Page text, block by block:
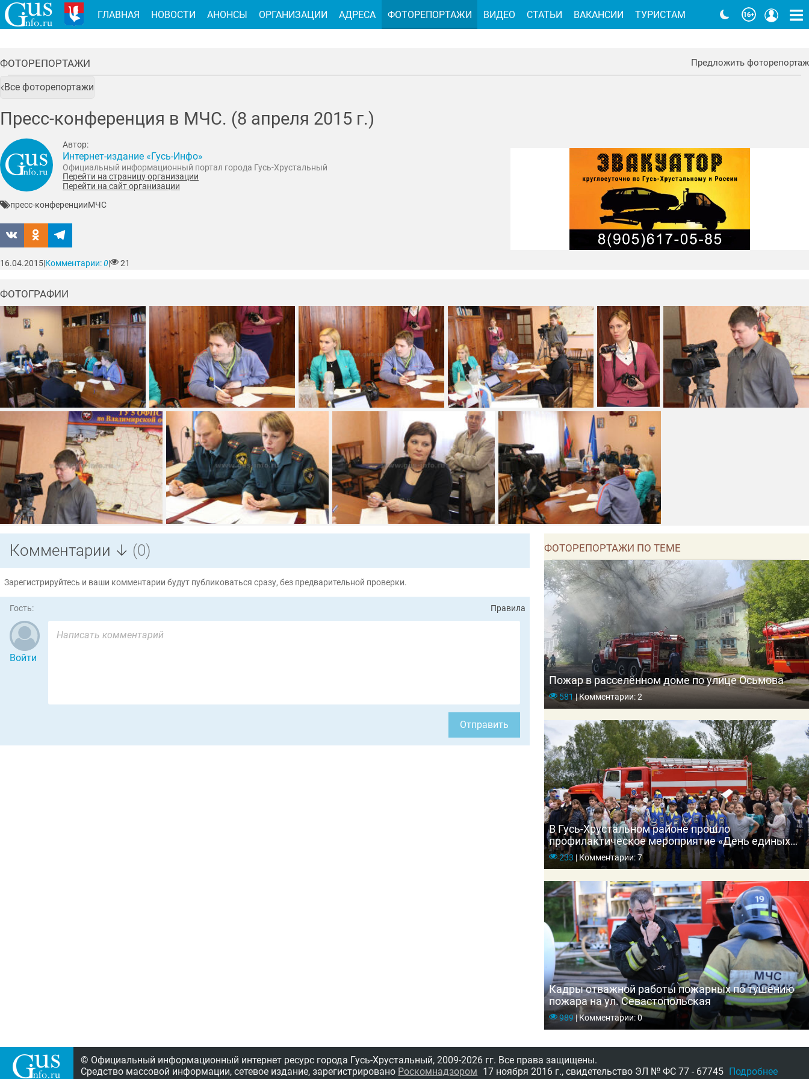
ФОТОРЕПОРТАЖИ Предложить фоторепортаж
Все фоторепортажи
Пресс-конференция в МЧС. (8 апреля 2015 г.)
Автор:
Интернет-издание «Гусь-Инфо»
Официальный информационный портал города Гусь-Хрустальный
Перейти на страницу организации
Перейти на сайт организации
пресс-конференцииМЧС
16.04.2015|Комментарии:0| 21
ФОТОГРАФИИ
Комментарии ↓ (0)
Зарегистрируйтесь и ваши комментарии будут публиковаться сразу, без предварительной проверки.
Гость: Правила
Войти
Отправить
ФОТОРЕПОРТАЖИ ПО ТЕМЕ
Пожар в расселённом доме по улице Осьмова
581|Комментарии: 2
В Гусь-Хрустальном районе прошло
профилактическое мероприятие «День единых
действий»
233 |Комментарии: 7
Кадры отважной работы пожарных по тушению
пожара на ул. Севастопольская
989 |Комментарии: 0
ГЛАВНАЯ НОВОСТИ АНОНСЫ ОРГАНИЗАЦИИ АДРЕСА ФОТОРЕПОРТАЖИ ВИДЕО СТАТЬИ ВАКАНСИИ ТУРИСТАМ
© Официальный информационный интернет ресурс города Гусь-Хрустальный, 2009-2026 гг. Все права защищены.
Средство массовой информации, сетевое издание, зарегистрировано Роскомнадзором 17 ноября 2016 г., свидетельство ЭЛ № ФС 77 - 67745 Подробнее